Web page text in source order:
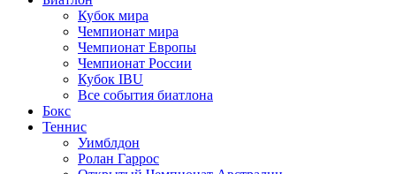
Кубок мира
Чемпионат мира
Чемпионат Европы
Чемпионат России
Кубок IBU
Все события биатлона
Бокс
Теннис
Уимблдон
Ролан Гаррос